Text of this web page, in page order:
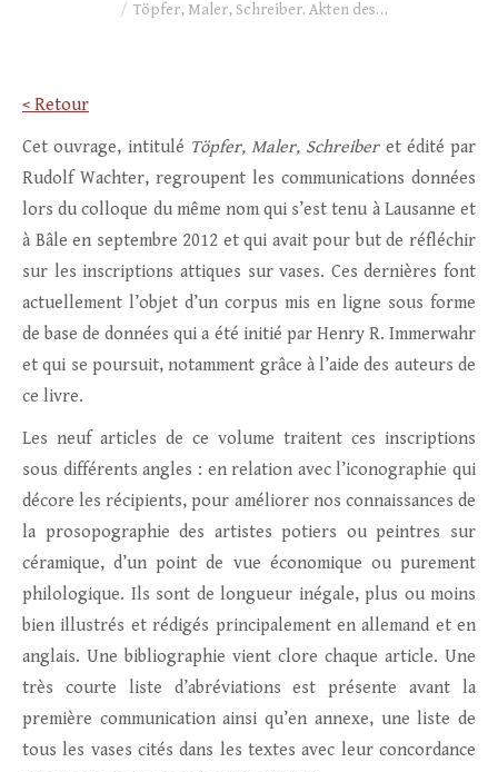
Töpfer, Maler, Schreiber. Akten des…
< Retour
Cet ouvrage, intitulé Töpfer, Maler, Schreiber et édité par
Rudolf Wachter, regroupent les communications données
lors du colloque du même nom qui s’est tenu à Lausanne et
à Bâle en septembre 2012 et qui avait pour but de réfléchir
sur les inscriptions attiques sur vases. Ces dernières font
actuellement l’objet d’un corpus mis en ligne sous forme
de base de données qui a été initié par Henry R. Immerwahr
et qui se poursuit, notamment grâce à l’aide des auteurs de
ce livre.
Les neuf articles de ce volume traitent ces inscriptions
sous différents angles : en relation avec l’iconographie qui
décore les récipients, pour améliorer nos connaissances de
la prosopographie des artistes potiers ou peintres sur
céramique, d’un point de vue économique ou purement
philologique. Ils sont de longueur inégale, plus ou moins
bien illustrés et rédigés principalement en allemand et en
anglais. Une bibliographie vient clore chaque article. Une
très courte liste d’abréviations est présente avant la
première communication ainsi qu’en annexe, une liste de
tous les vases cités dans les textes avec leur concordance